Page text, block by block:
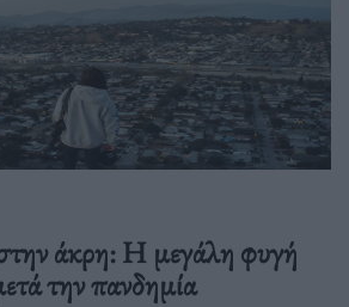
άκρη: H μεγάλη φυγή
την πανδημία